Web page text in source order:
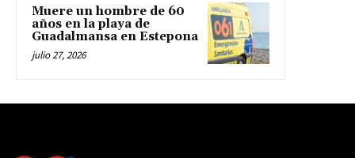
Muere un hombre de 60
años en la playa de
Guadalmansa en Estepona
julio 27, 2026